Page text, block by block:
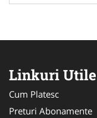
Linkuri Utile
Cum Platesc
Preturi Abonamente